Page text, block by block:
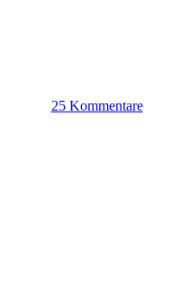
25 Kommentare